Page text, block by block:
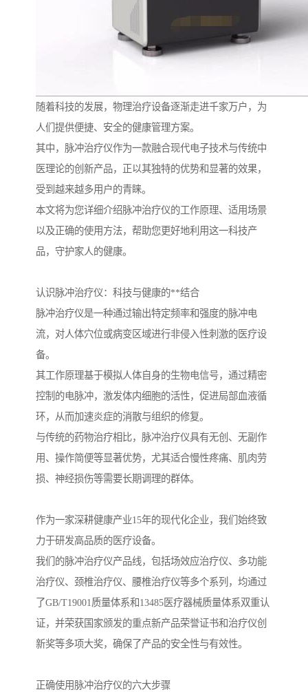
随着科技的发展，物理治疗设备逐渐走进千家万户，为
人们提供便捷、安全的健康管理方案。
其中，脉冲治疗仪作为一款融合现代电子技术与传统中
医理论的创新产品，正以其独特的优势和显著的效果，
受到越来越多用户的青睐。
本文将为您详细介绍脉冲治疗仪的工作原理、适用场景
以及正确的使用方法，帮助您更好地利用这一科技产
品，守护家人的健康。
认识脉冲治疗仪：科技与健康的**结合
脉冲治疗仪是一种通过输出特定频率和强度的脉冲电
流，对人体穴位或病变区域进行非侵入性刺激的医疗设
备。
其工作原理基于模拟人体自身的生物电信号，通过精密
控制的电脉冲，激发体内细胞的活性，促进局部血液循
环，从而加速炎症的消散与组织的修复。
与传统的药物治疗相比，脉冲治疗仪具有无创、无副作
用、操作简便等显著优势，尤其适合慢性疼痛、肌肉劳
损、神经损伤等需要长期调理的群体。
作为一家深耕健康产业15年的现代化企业，我们始终致
力于研发高品质的医疗设备。
我们的脉冲治疗仪产品线，包括场效应治疗仪、多功能
治疗仪、颈椎治疗仪、腰椎治疗仪等多个系列，均通过
了GB/T19001质量体系和13485医疗器械质量体系双重认
证，并荣获国家颁发的重点新产品荣誉证书和治疗仪创
新奖等多项大奖，确保了产品的安全性与有效性。
正确使用脉冲治疗仪的六大步骤